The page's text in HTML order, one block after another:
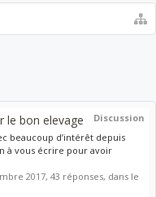
Discussion
le bon elevage
beaucoup d’intérêt depuis
à vous écrire pour avoir
2017, 43 réponses, dans le